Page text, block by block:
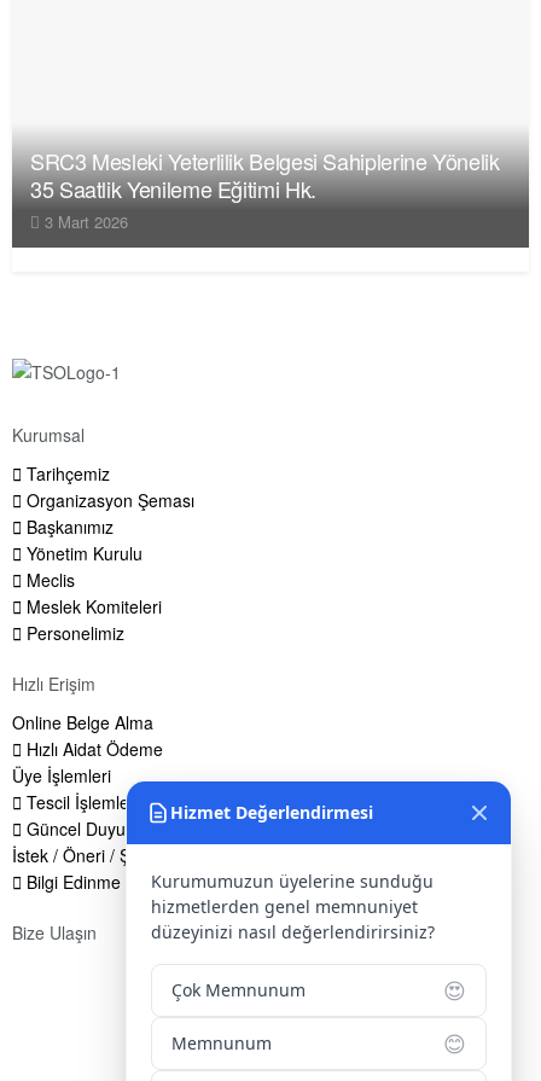
SRC3 Mesleki Yeterlilik Belgesi Sahiplerine Yönelik
35 Saatlik Yenileme Eğitimi Hk.
3 Mart 2026
Kurumsal
Tarihçemiz
Organizasyon Şeması
Başkanımız
Yönetim Kurulu
Meclis
Meslek Komiteleri
Personelimiz
Hızlı Erişim
Online Belge Alma
Hızlı Aidat Ödeme
Üye İşlemleri
Tescil İşlemleri
Güncel Duyurular
İstek / Öneri / Şikayet Formu
Bilgi Edinme Hakkı
Bize Ulaşın
Yenice Mah. Atatürk Cad. Tüccarlar İşhanı Kat:1 No:1
KIRŞEHİR / TÜRKİYE
0 386 213 11 86
Hizmet Değerlendirmesi
Kurumumuzun üyelerine sunduğu
hizmetlerden genel memnuniyet
düzeyinizi nasıl değerlendirirsiniz?
Çok Memnunum 😍
Memnunum 😊